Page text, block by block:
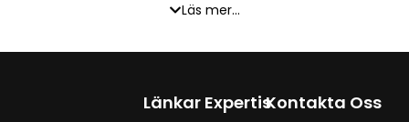
Läs mer...
Expertis
Länkar Kontakta Oss